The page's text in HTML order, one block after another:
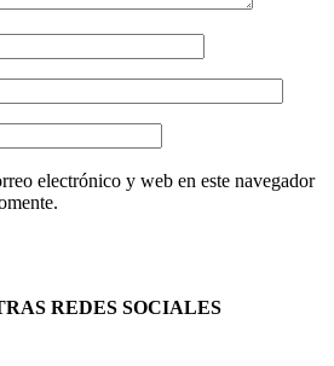
electrónico y web en este navegador
REDES SOCIALES